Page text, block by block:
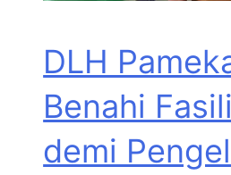
DLH
Benahi
demi